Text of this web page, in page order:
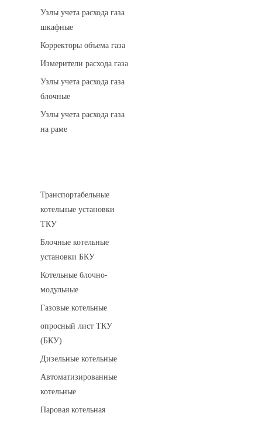
Узлы учета расхода газа
шкафные
Корректоры объема газа
Измерители расхода газа
Узлы учета расхода газа
блочные
Узлы учета расхода газа
на раме
Транспортабельные
котельные установки
ТКУ
Блочные котельные
установки БКУ
Котельные блочно-
модульные
Газовые котельные
опросный лист ТКУ
(БКУ)
Дизельные котельные
Автоматизированные
котельные
Паровая котельная